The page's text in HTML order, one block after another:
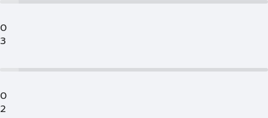
0
3
0
2